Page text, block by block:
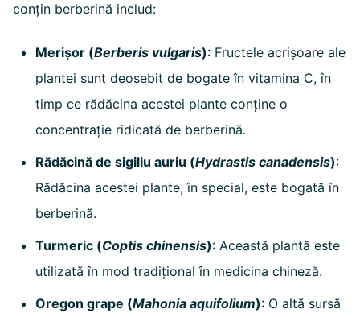
conțin berberină includ:
Merișor (Berberis vulgaris): Fructele acrișoare ale
plantei sunt deosebit de bogate în vitamina C, în
timp ce rădăcina acestei plante conține o
concentrație ridicată de berberină.
Rădăcină de sigiliu auriu (Hydrastis canadensis):
Rădăcina acestei plante, în special, este bogată în
berberină.
Turmeric (Coptis chinensis): Această plantă este
utilizată în mod tradițional în medicina chineză.
Oregon grape (Mahonia aquifolium): O altă sursă